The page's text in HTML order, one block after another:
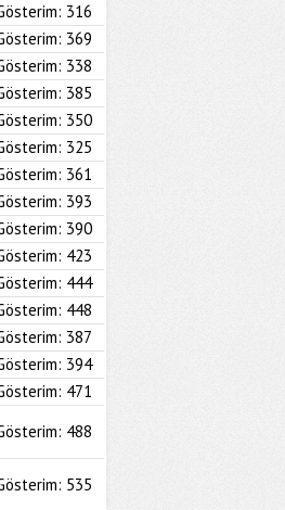
316
369
338
385
350
325
361
393
390
423
444
448
387
394
471
488
535